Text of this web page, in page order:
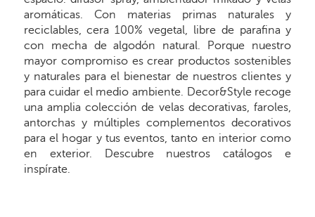
aromáticas. Con materias primas naturales y
reciclables, cera 100% vegetal, libre de parafina y
con mecha de algodón natural. Porque nuestro
mayor compromiso es crear productos sostenibles
y naturales para el bienestar de nuestros clientes y
para cuidar el medio ambiente. Decor&Style recoge
una amplia colección de velas decorativas, faroles,
antorchas y múltiples complementos decorativos
para el hogar y tus eventos, tanto en interior como
en exterior. Descubre nuestros catálogos e
inspírate.